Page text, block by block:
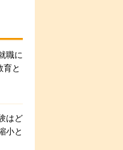
職に
育と
はど
小と